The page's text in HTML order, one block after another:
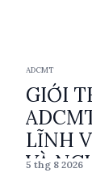
ADCMT
GIỚI
LĨNH
VÀ
5 thg 8 2026